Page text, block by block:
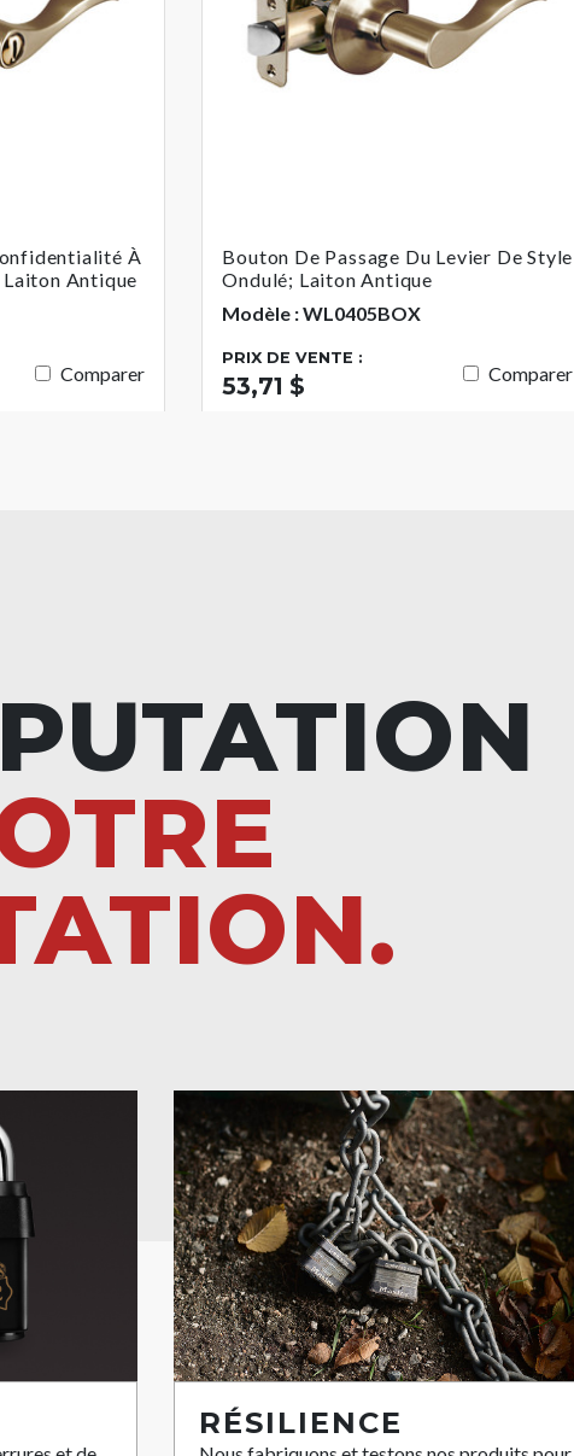
À
Laiton Antique
Comparer
Bouton De Passage Du Levier De Style
Ondulé; Laiton Antique
Modèle : WL0405BOX
PRIX DE VENTE :
53,71 $ Comparer
RÉSILIENCE